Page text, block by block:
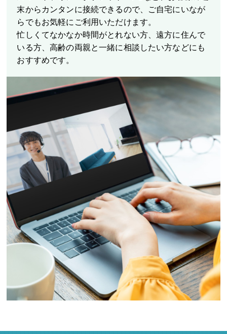
末からカンタンに接続できるので、ご自宅にいなが
らでもお気軽にご利用いただけます。
忙しくてなかなか時間がとれない方、遠方に住んで
いる方、高齢の両親と一緒に相談したい方などにも
おすすめです。